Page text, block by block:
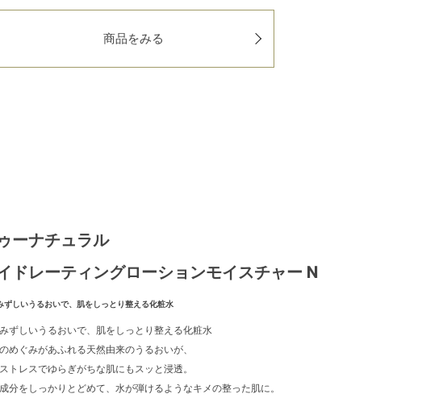
商品をみる
ーナチュラル
ドレーティングローションモイスチャー N
ずしいうるおいで、肌をしっとり整える化粧水
ずしいうるおいで、肌をしっとり整える化粧水
めぐみがあふれる天然由来のうるおいが、
トレスでゆらぎがちな肌にもスッと浸透。
分をしっかりとどめて、水が弾けるようなキメの整った肌に。